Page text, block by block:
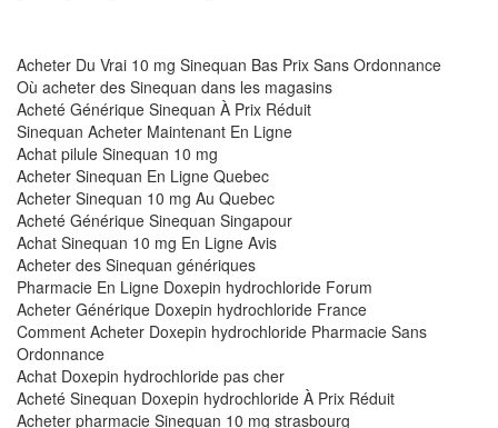
Acheter Du Vrai 10 mg Sinequan Bas Prix Sans Ordonnance
Où acheter des Sinequan dans les magasins
Acheté Générique Sinequan À Prix Réduit
Sinequan Acheter Maintenant En Ligne
Achat pilule Sinequan 10 mg
Acheter Sinequan En Ligne Quebec
Acheter Sinequan 10 mg Au Quebec
Acheté Générique Sinequan Singapour
Achat Sinequan 10 mg En Ligne Avis
Acheter des Sinequan génériques
Pharmacie En Ligne Doxepin hydrochloride Forum
Acheter Générique Doxepin hydrochloride France
Comment Acheter Doxepin hydrochloride Pharmacie Sans
Ordonnance
Achat Doxepin hydrochloride pas cher
Acheté Sinequan Doxepin hydrochloride À Prix Réduit
Acheter pharmacie Sinequan 10 mg strasbourg